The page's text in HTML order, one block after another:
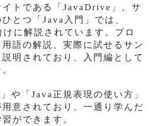
トである「JavaDrive」。サ
とつ「Java入門」では、
に解説されています。プロ
語の解説、実際に試せるサン
明されており、入門編として
や「Java正規表現の使い方」
意されており、一通り学んだ
ができます。